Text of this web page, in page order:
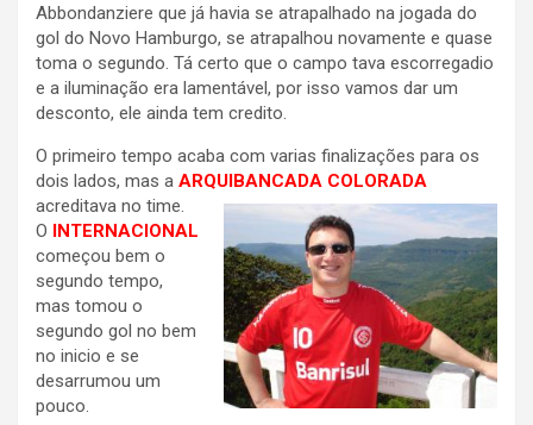
Abbondanziere que já havia se atrapalhado na jogada do
gol do Novo Hamburgo, se atrapalhou novamente e quase
toma o segundo. Tá certo que o campo tava escorregadio
e a iluminação era lamentável, por isso vamos dar um
desconto, ele ainda tem credito.
O primeiro tempo acaba com varias finalizações para os
dois lados, mas a ARQUIBANCADA COLORADA
acreditava no time.
O INTERNACIONAL
começou bem o
segundo tempo,
mas tomou o
segundo gol no bem
no inicio e se
desarrumou um
pouco.